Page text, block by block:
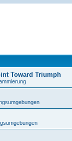
Toward Triumph